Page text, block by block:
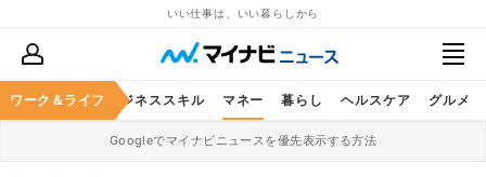
いい仕事は、いい暮らしから
ワーク＆ライフ
キャリア ビジネススキル マネー 暮らし ヘルスケア グルメ
Googleでマイナビニュースを優先表示する方法